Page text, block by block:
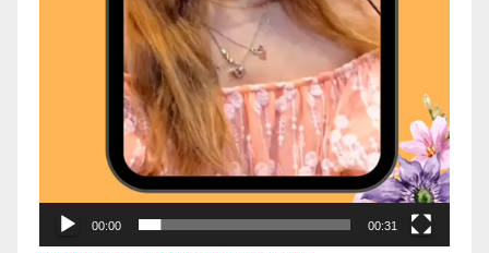
00:00 00:31